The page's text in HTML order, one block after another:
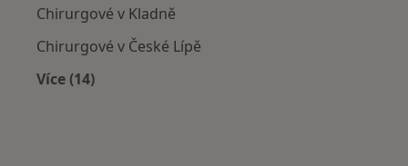
Chirurgové v Kladně
Chirurgové v České Lípě
Více (14)